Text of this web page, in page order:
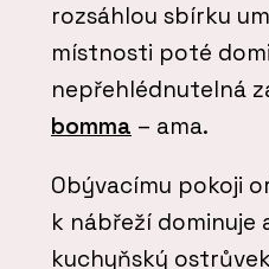
rozsáhlou sbírku
místnosti poté
nepřehlédnutelná
bomma – ama.
Obývacímu pokoji
k nábřeží dominuje
kuchyňský